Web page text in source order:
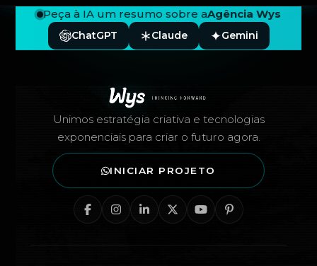
Peça à IA um resumo sobre aAgência Wys
ChatGPT Claude Gemini
Unimos estratégia criativa e tecnologias
exponenciais para criar o futuro agora.
INICIAR PROJETO